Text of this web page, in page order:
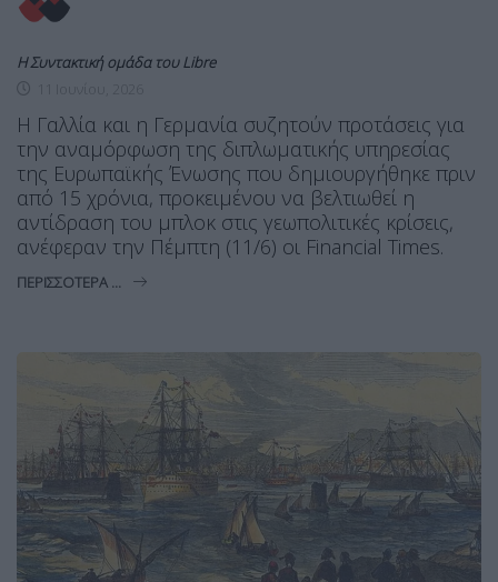
Η Συντακτική ομάδα του Libre
Η Γαλλία και η Γερμανία συζητούν προτάσεις για
την αναμόρφωση της διπλωματικής υπηρεσίας
της Ευρωπαϊκής Ένωσης που δημιουργήθηκε πριν
από 15 χρόνια, προκειμένου να βελτιωθεί η
αντίδραση του μπλοκ στις γεωπολιτικές κρίσεις,
ανέφεραν την Πέμπτη (11/6) οι Financial Times.
ΠΕΡΙΣΣΌΤΕΡΑ ...